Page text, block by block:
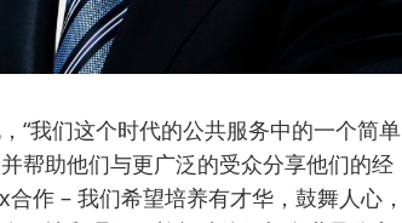
“我们这个时代的公共服务中的一个简单
帮助他们与更广泛的受众分享他们的经
作 – 我们希望培养有才华，鼓舞人心，